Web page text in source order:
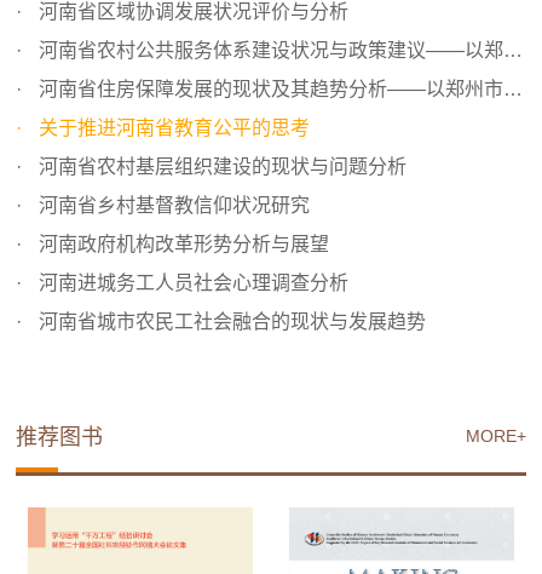
河南省区域协调发展状况评价与分析
河南省农村公共服务体系建设状况与政策建议——以郑州市为例
河南省住房保障发展的现状及其趋势分析——以郑州市调查为例
关于推进河南省教育公平的思考
河南省农村基层组织建设的现状与问题分析
河南省乡村基督教信仰状况研究
河南政府机构改革形势分析与展望
河南进城务工人员社会心理调查分析
河南省城市农民工社会融合的现状与发展趋势
MORE+
推荐图书